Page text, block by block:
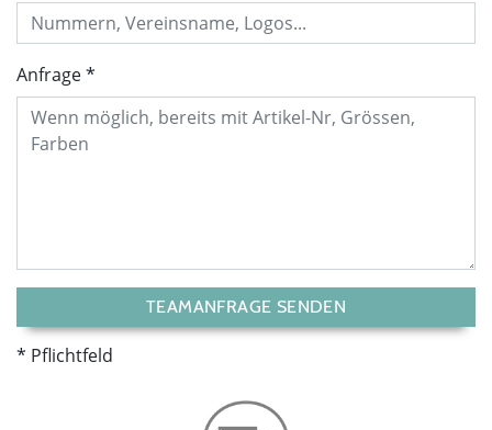
Anfrage
TEAMANFRAGE SENDEN
Pflichtfeld